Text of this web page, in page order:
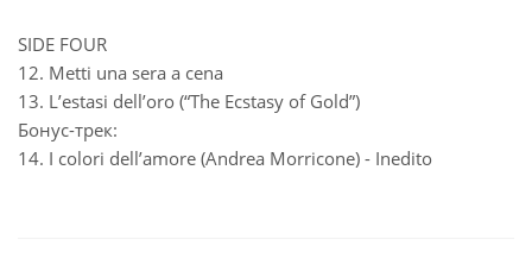
SIDE FOUR
12. Metti una sera a cena
13. L’estasi dell’oro (“The Ecstasy of Gold”)
Бонус-трек:
14. I colori dell’amore (Andrea Morricone) - Inedito